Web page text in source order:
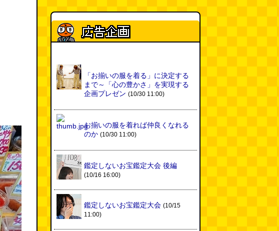
「お揃いの服を着る」に決定する
まで～「心の豊かさ」を実現する
企画プレゼン (10/30 11:00)
お揃いの服を着れば仲良くなれる
のか (10/30 11:00)
鑑定しないお宝鑑定大会 後編
(10/16 16:00)
鑑定しないお宝鑑定大会 (10/15
11:00)